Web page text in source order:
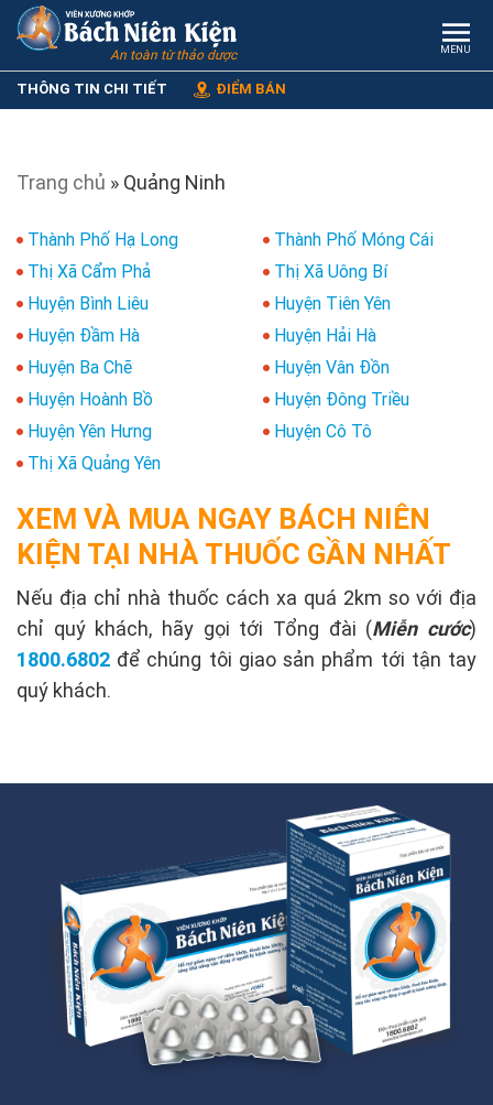
An toàn từ thảo dược MENU
THÔNG TIN CHI TIẾT ĐIỂM BÁN
Trang chủ » Quảng Ninh
Thành Phố Hạ Long
Thành Phố Móng Cái
Thị Xã Cẩm Phả
Thị Xã Uông Bí
Huyện Bình Liêu
Huyện Tiên Yên
Huyện Đầm Hà
Huyện Hải Hà
Huyện Ba Chẽ
Huyện Vân Đồn
Huyện Hoành Bồ
Huyện Đông Triều
Huyện Yên Hưng
Huyện Cô Tô
Thị Xã Quảng Yên
XEM VÀ MUA NGAY BÁCH NIÊN
KIỆN TẠI NHÀ THUỐC GẦN NHẤT
Nếu địa chỉ nhà thuốc cách xa quá 2km so với địa
chỉ quý khách, hãy gọi tới Tổng đài (Miễn cước)
1800.6802 để chúng tôi giao sản phẩm tới tận tay
quý khách.